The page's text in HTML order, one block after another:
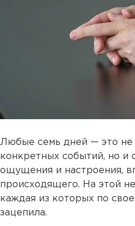
Любые семь дней — это не
конкретных событий, но и
ощущения и настроения,
происходящего. На этой
каждая из которых по
зацепила.